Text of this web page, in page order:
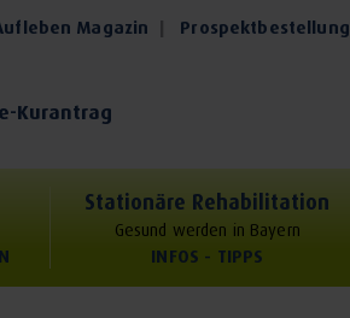
Magazin Prospektbestellung
Kurantrag
Stationäre Rehabilitation
Gesund werden in Bayern
INFOS - TIPPS